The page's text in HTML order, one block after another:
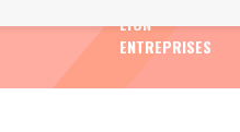
LYON
ENTREPRISES